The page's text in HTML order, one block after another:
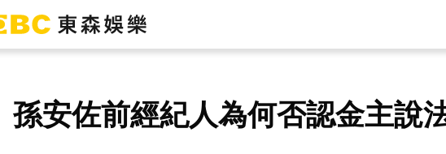
孫安佐前經紀人為何否認金主說